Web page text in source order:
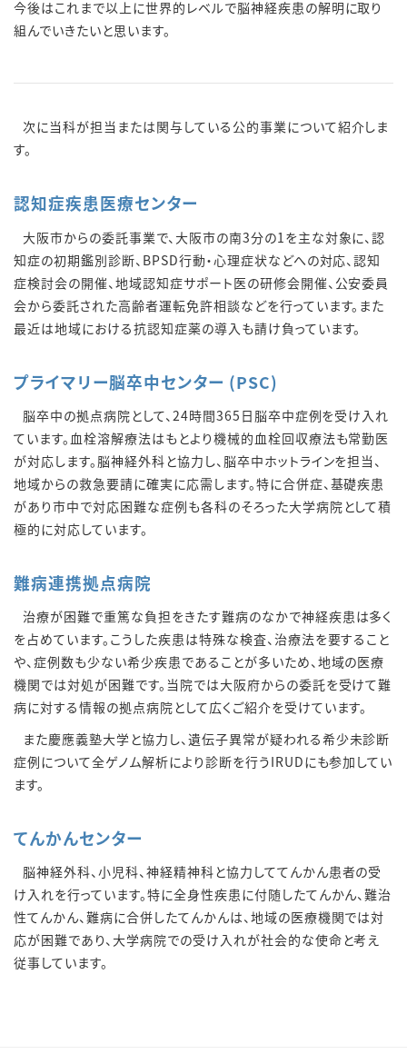
今後はこれまで以上に世界的レベルで脳神経疾患の解明に取り
組んでいきたいと思います。
次に当科が担当または関与している公的事業について紹介しま
す。
認知症疾患医療センター
大阪市からの委託事業で、大阪市の南3分の1を主な対象に、認
知症の初期鑑別診断、BPSD行動・心理症状などへの対応、認知
症検討会の開催、地域認知症サポート医の研修会開催、公安委員
会から委託された高齢者運転免許相談などを行っています。また
最近は地域における抗認知症薬の導入も請け負っています。
プライマリー脳卒中センター (PSC)
脳卒中の拠点病院として、24時間365日脳卒中症例を受け入れ
ています。血栓溶解療法はもとより機械的血栓回収療法も常勤医
が対応します。脳神経外科と協力し、脳卒中ホットラインを担当、
地域からの救急要請に確実に応需します。特に合併症、基礎疾患
があり市中で対応困難な症例も各科のそろった大学病院として積
極的に対応しています。
難病連携拠点病院
治療が困難で重篤な負担をきたす難病のなかで神経疾患は多く
を占めています。こうした疾患は特殊な検査、治療法を要すること
や、症例数も少ない希少疾患であることが多いため、地域の医療
機関では対処が困難です。当院では大阪府からの委託を受けて難
病に対する情報の拠点病院として広くご紹介を受けています。
また慶應義塾大学と協力し、遺伝子異常が疑われる希少未診断
症例について全ゲノム解析により診断を行うIRUDにも参加してい
ます。
てんかんセンター
脳神経外科、小児科、神経精神科と協力しててんかん患者の受
け入れを行っています。特に全身性疾患に付随したてんかん、難治
性てんかん、難病に合併したてんかんは、地域の医療機関では対
応が困難であり、大学病院での受け入れが社会的な使命と考え
従事しています。